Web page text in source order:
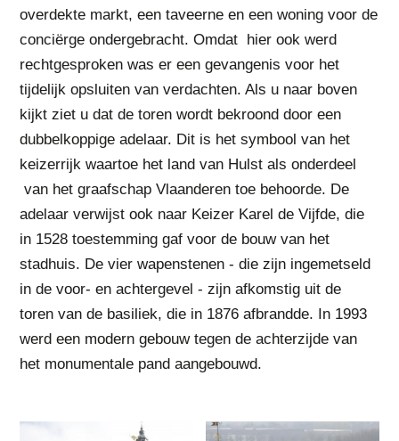
overdekte markt, een taveerne en een woning voor de
conciërge ondergebracht. Omdat hier ook werd
rechtgesproken was er een gevangenis voor het
tijdelijk opsluiten van verdachten. Als u naar boven
kijkt ziet u dat de toren wordt bekroond door een
dubbelkoppige adelaar. Dit is het symbool van het
keizerrijk waartoe het land van Hulst als onderdeel
van het graafschap Vlaanderen toe behoorde. De
adelaar verwijst ook naar Keizer Karel de Vijfde, die
in 1528 toestemming gaf voor de bouw van het
stadhuis. De vier wapenstenen - die zijn ingemetseld
in de voor- en achtergevel - zijn afkomstig uit de
toren van de basiliek, die in 1876 afbrandde. In 1993
werd een modern gebouw tegen de achterzijde van
het monumentale pand aangebouwd.